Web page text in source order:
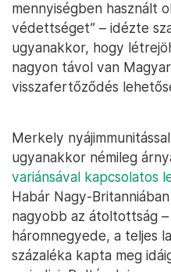
mennyiségben használt
védettséget” – idézte
ugyanakkor, hogy
nagyon távol van
visszafertőződés
Merkely
ugyanakkor némileg
variánsával kapcsolatos
Habár Nagy-
nagyobb az átoltottság
háromnegyede, a teljes
százaléka kapta meg